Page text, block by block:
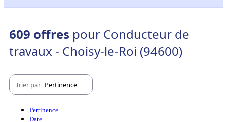
609 offres pour Conducteur de
travaux - Choisy-le-Roi (94600)
Trier par Pertinence
Pertinence
Date